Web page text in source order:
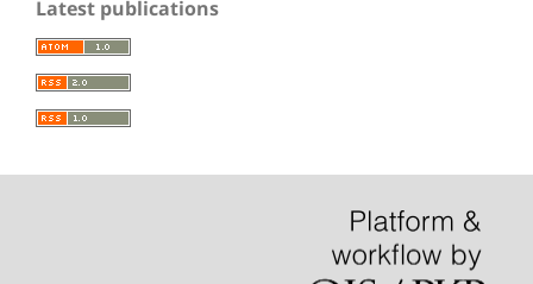
Latest publications